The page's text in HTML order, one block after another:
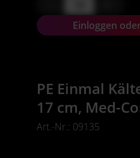
Einloggen
PE Einmal
17 cm, Med-
Art.-Nr.: 09135